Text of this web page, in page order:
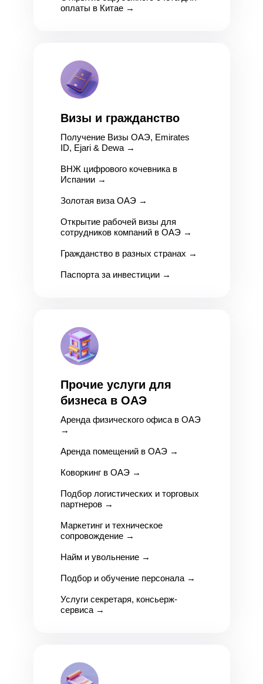
оплаты в Китае →
Визы и гражданство
Получение Визы ОАЭ, Emirates
ID, Ejari & Dewa →
ВНЖ цифрового кочевника в
Испании →
Золотая виза ОАЭ →
Открытие рабочей визы для
сотрудников компаний в ОАЭ →
Гражданство в разных странах →
Паспорта за инвестиции →
Прочие услуги для
бизнеса в ОАЭ
Аренда физического офиса в ОАЭ
→
Аренда помещений в ОАЭ →
Коворкинг в ОАЭ →
Подбор логистических и торговых
партнеров →
Маркетинг и техническое
сопровождение →
Найм и увольнение →
Подбор и обучение персонала →
Услуги секретаря, консьерж-
сервиса →